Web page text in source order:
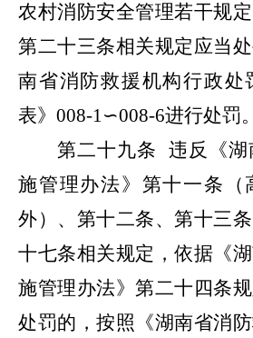
农村消防安全管理若干规定
第二十三条相关规定应当
南省消防救援机构行政处
表》 008-1∽008-6进行处罚。
第二十九条
违反《
施管理办法》第十一条（
外）、第十二条、第十三
十七条相关规定，依据《
施管理办法》第二十四条
处罚的，按照《湖南省消